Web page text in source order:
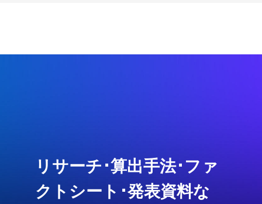
リサーチ･算出手法･ファ
クトシート･発表資料な